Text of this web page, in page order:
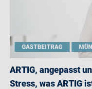
GASTBEITRAG
ARTIG, angepasst
Stress, was ARTIG